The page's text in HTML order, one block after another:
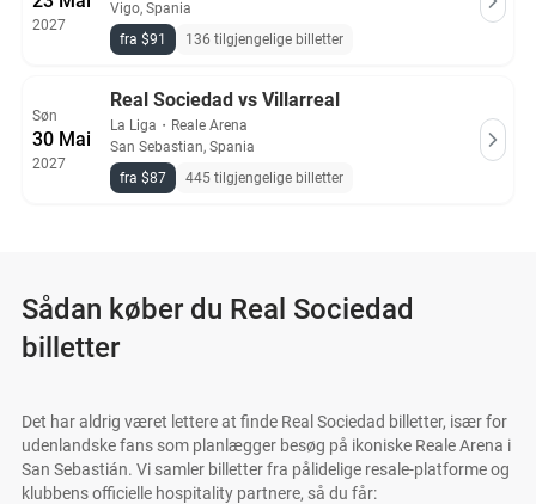
2027
Vigo, Spania
fra $91
136 tilgjengelige billetter
Søn
30 Mai
2027
Real Sociedad vs Villarreal
La Liga ・ Reale Arena
San Sebastian, Spania
fra $87
445 tilgjengelige billetter
Sådan køber du Real Sociedad
billetter
Det har aldrig været lettere at finde Real Sociedad billetter, især for
udenlandske fans som planlægger besøg på ikoniske Reale Arena i
San Sebastián. Vi samler billetter fra pålidelige resale-platforme og
klubbens officielle hospitality partnere, så du får: